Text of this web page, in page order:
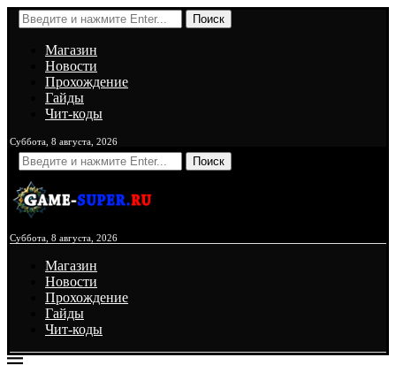
Поиск
Магазин
Новости
Прохождение
Гайды
Чит-коды
Суббота, 8 августа, 2026
Поиск
Суббота, 8 августа, 2026
Магазин
Новости
Прохождение
Гайды
Чит-коды